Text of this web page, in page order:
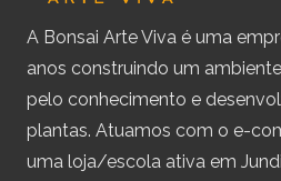
A Bonsai Arte Viva é uma
anos construindo um
pelo conhecimento e
plantas. Atuamos com o e-
uma loja/escola ativa em